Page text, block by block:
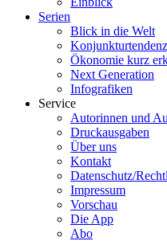
Serien
Blick in die Welt
Ökonomie kurz
Next Generation
Infografiken
Service
Autorinnen und
Druckausgaben
Über uns
Kontakt
Datenschutz/
Impressum
Vorschau
Die App
Abo